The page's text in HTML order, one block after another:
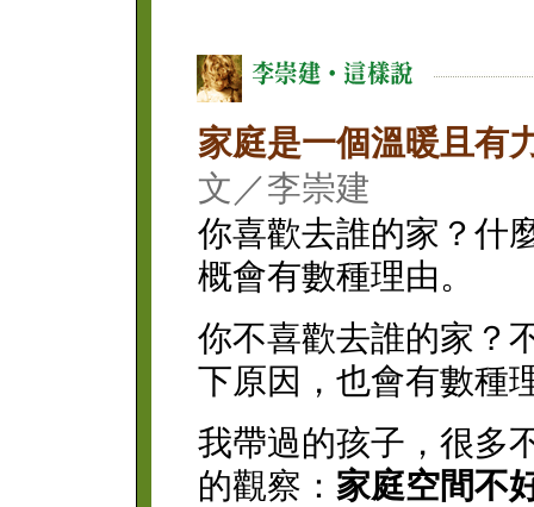
家庭是一個溫暖且有
文／李崇建
你喜歡去誰的家？什
概會有數種理由。
你不喜歡去誰的家？
下原因，也會有數種
我帶過的孩子，很多
的觀察： 家庭空間不